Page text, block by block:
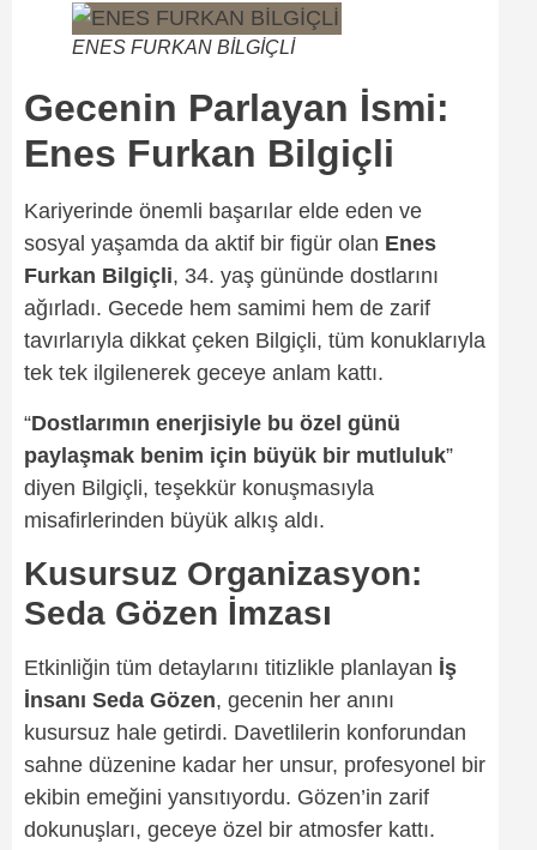
ENES FURKAN BİLGİÇLİ
Gecenin Parlayan İsmi:
Enes Furkan Bilgiçli
Kariyerinde önemli başarılar elde eden ve
sosyal yaşamda da aktif bir figür olan Enes
Furkan Bilgiçli, 34. yaş gününde dostlarını
ağırladı. Gecede hem samimi hem de zarif
tavırlarıyla dikkat çeken Bilgiçli, tüm konuklarıyla
tek tek ilgilenerek geceye anlam kattı.
“Dostlarımın enerjisiyle bu özel günü
paylaşmak benim için büyük bir mutluluk”
diyen Bilgiçli, teşekkür konuşmasıyla
misafirlerinden büyük alkış aldı.
Kusursuz Organizasyon:
Seda Gözen İmzası
Etkinliğin tüm detaylarını titizlikle planlayan İş
İnsanı Seda Gözen, gecenin her anını
kusursuz hale getirdi. Davetlilerin konforundan
sahne düzenine kadar her unsur, profesyonel bir
ekibin emeğini yansıtıyordu. Gözen’in zarif
dokunuşları, geceye özel bir atmosfer kattı.